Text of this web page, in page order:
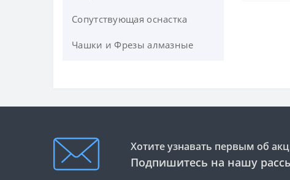
фреза для мягких металов
О-образная спиральная
фреза с удалением стружки
Однозаходная «O»-образная
фреза с удалением стружки
Сопутствующая оснастка
Чашки и Фрезы алмазные
Хотите узнавать первым об
Подпишитесь на нашу